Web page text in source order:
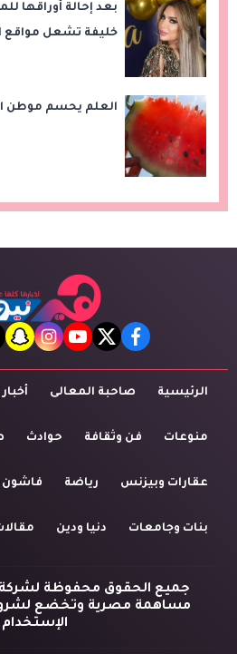
بعد إحالة أوراقها
خليفة تشعل مواقع
العلم يحسم موطن
facebook
twitter
youtube
الرئيسية صاحبة المعالى
منوعات فن وثقافة حوادث
عقارات وبيزنس رياضة فاشون
بنات وجامعات دنيا ودين
جميع الحقوق محفوظة لشركة
مساهمة مصرية وتخضع
الإستخدام